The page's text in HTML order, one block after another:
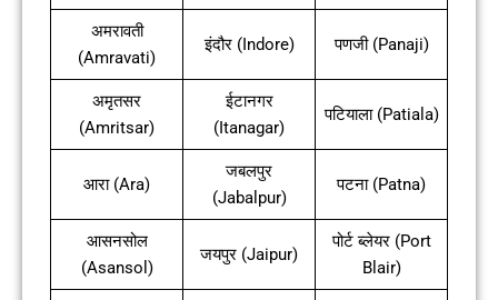
अमरावती
(Amravati)
इंदौर (Indore) पणजी (Panaji)
अमृतसर
(Amritsar)
ईटानगर
(Itanagar)
पटियाला (Patiala)
आरा (Ara)
जबलपुर
(Jabalpur)
पटना (Patna)
आसनसोल
(Asansol)
जयपुर (Jaipur)
पोर्ट ब्लेयर (Port
Blair)